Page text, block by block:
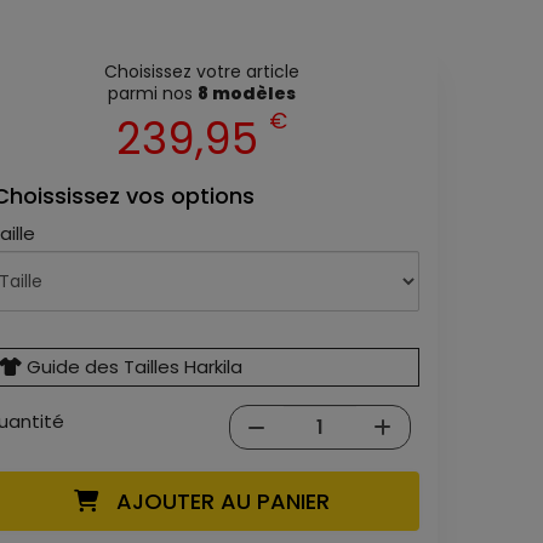
Choisissez votre article
parmi nos 8 modèles
239,95 €
vos options
Guide des Tailles Harkila
AJOUTER AU PANIER